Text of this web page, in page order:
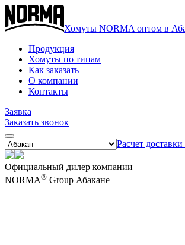
Хомуты NORMA оптом в
Продукция
Хомуты по типам
Как заказать
О компании
Контакты
Заявка
Заказать звонок
Расчет
Официальный дилер компании
NORMA® Group Абакане